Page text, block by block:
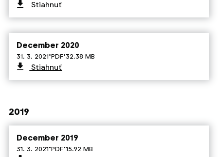
Stiahnuť
December 2020
31. 3. 2021·PDF·32.38 MB
Stiahnuť
2019
December 2019
31. 3. 2021·PDF·15.92 MB